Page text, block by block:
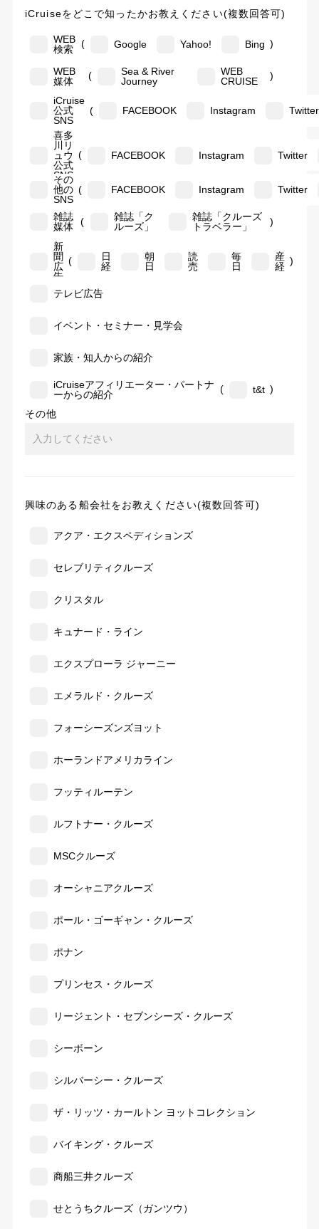
iCruiseをどこで知ったかお教えください(複数回答可)
WEB
検索
( Google Yahoo! Bing )
WEB
媒体
(
Sea & River
Journey
WEB
CRUISE
)
iCruise
公式
SNS
( FACEBOOK Instagram Twitter
喜多
川リ
ュウ
公式
SNS
( FACEBOOK Instagram Twitter
その
他の
SNS
( FACEBOOK Instagram Twitter
雑誌
媒体
(
雑誌「ク
ルーズ」
雑誌「クルーズ
トラベラー」
)
新
聞
広
告
(
日
経
朝
日
読
売
毎
日
産
経 )
テレビ広告
イベント・セミナー・見学会
家族・知人からの紹介
iCruiseアフィリエーター・パートナ
ーからの紹介
( t&t )
その他
興味のある船会社をお教えください(複数回答可)
アクア・エクスペディションズ
セレブリティクルーズ
クリスタル
キュナード・ライン
エクスプローラ ジャーニー
エメラルド・クルーズ
フォーシーズンズヨット
ホーランドアメリカライン
フッティルーテン
ルフトナー・クルーズ
MSCクルーズ
オーシャニアクルーズ
ポール・ゴーギャン・クルーズ
ポナン
プリンセス・クルーズ
リージェント・セブンシーズ・クルーズ
シーボーン
シルバーシー・クルーズ
ザ・リッツ・カールトン ヨットコレクション
バイキング・クルーズ
商船三井クルーズ
せとうちクルーズ（ガンツウ）